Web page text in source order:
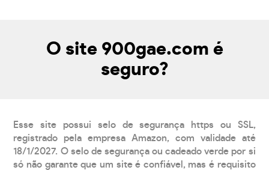
O site 900gae.com é
seguro?
Esse site possui selo de segurança https ou SSL,
registrado pela empresa Amazon, com validade até
18/1/2027. O selo de segurança ou cadeado verde por si
só não garante que um site é confiável, mas é requisito